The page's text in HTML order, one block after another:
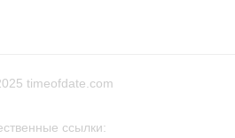
timeofdate.com
ссылки: